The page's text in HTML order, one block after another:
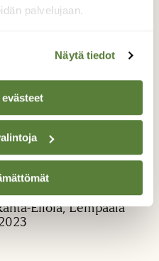
palvelujaan.
Näytä tiedot
linnuilla oli helppo
löytää saalista
kukissa
Eilola, Lempäälä